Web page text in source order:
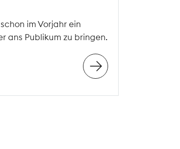
im Vorjahr ein
ans Publikum zu bringen.